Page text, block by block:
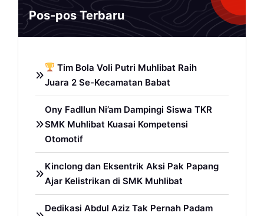
Pos-pos Terbaru
Tim Bola Voli Putri Muhlibat Raih
Juara 2 Se-Kecamatan Babat
Ony Fadllun Ni’am Dampingi Siswa TKR
SMK Muhlibat Kuasai Kompetensi
Otomotif
Kinclong dan Eksentrik Aksi Pak Papang
Ajar Kelistrikan di SMK Muhlibat
Dedikasi Abdul Aziz Tak Pernah Padam